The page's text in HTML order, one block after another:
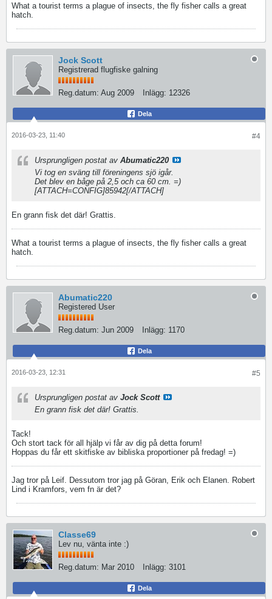
What a tourist terms a plague of insects, the fly fisher calls a great
hatch.
Jock Scott
Registrerad flugfiske galning
Reg.datum: Aug 2009 Inlägg: 12326
Dela
#4
2016-03-23, 11:40
Ursprungligen postat av Abumatic220
Vi tog en sväng till föreningens sjö igår.
Det blev en båge på 2,5 och ca 60 cm. =)
[ATTACH=CONFIG]85942[/ATTACH]
En grann fisk det där! Grattis.
What a tourist terms a plague of insects, the fly fisher calls a great
hatch.
Abumatic220
Registered User
Reg.datum: Jun 2009 Inlägg: 1170
Dela
#5
2016-03-23, 12:31
Ursprungligen postat av Jock Scott
En grann fisk det där! Grattis.
Tack!
Och stort tack för all hjälp vi får av dig på detta forum!
Hoppas du får ett skitfiske av bibliska proportioner på fredag! =)
Jag tror på Leif. Dessutom tror jag på Göran, Erik och Elanen. Robert
Lind i Kramfors, vem fn är det?
Classe69
Lev nu, vänta inte :)
Reg.datum: Mar 2010 Inlägg: 3101
Dela